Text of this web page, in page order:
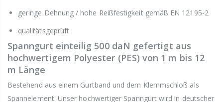
geringe Dehnung / hohe Reißfestigkeit gemäß EN 12195-2
qualitätsgeprüft
Spanngurt einteilig 500 daN gefertigt aus
hochwertigem Polyester (PES) von 1 m bis 12
m Länge
Bestehend aus einem Gurtband und dem Klemmschloß als
Spannelement. Unser hochwertiger Spanngurt wird in deutscher